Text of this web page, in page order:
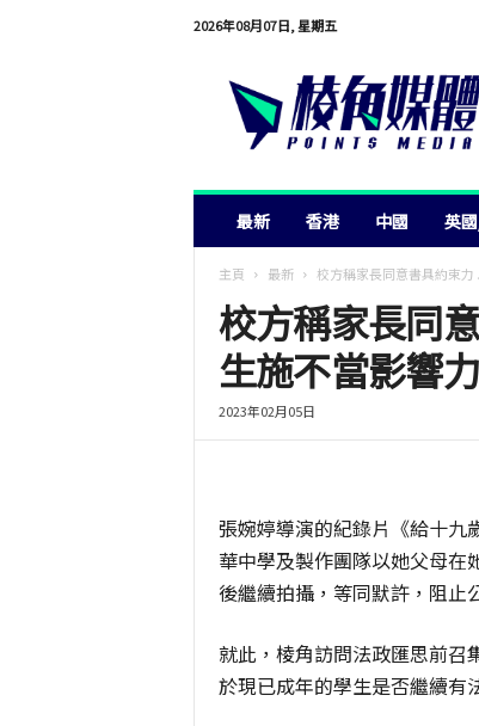
2026年08月07日, 星期五
最新 香港 中國 英
主頁 最新 校方稱家長同意書具約束力
校方稱家長同
生施不當影響力
2023年02月05日
張婉婷導演的紀錄片《給十九
華中學及製作團隊以她父母在
後繼續拍攝，等同默許，阻止
就此，棱角訪問法政匯思前召
於現已成年的學生是否繼續有